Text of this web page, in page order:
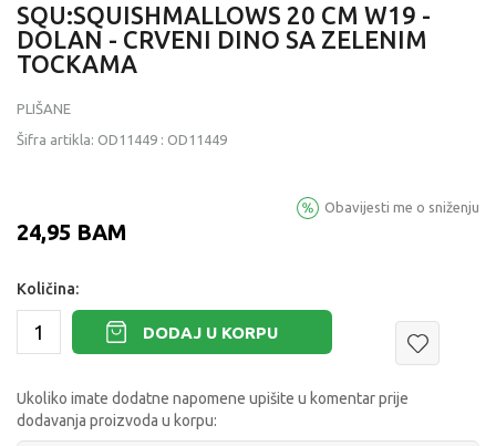
SQU:SQUISHMALLOWS 20 CM W19 -
DOLAN - CRVENI DINO SA ZELENIM
TOCKAMA
PLIŠANE
Šifra artikla: OD11449 : OD11449
24,95 BAM
Obavijesti me o sniženju
Količina:
DODAJ U KORPU
Ukoliko imate dodatne napomene upišite u komentar prije
dodavanja proizvoda u korpu: